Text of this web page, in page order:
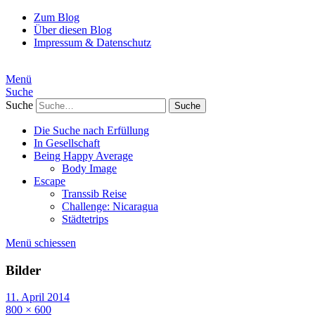
Zum Blog
Über diesen Blog
Impressum & Datenschutz
Menü
Suche
Suche
Die Suche nach Erfüllung
In Gesellschaft
Being Happy Average
Body Image
Escape
Transsib Reise
Challenge: Nicaragua
Städtetrips
Menü schiessen
Bilder
11. April 2014
800 × 600